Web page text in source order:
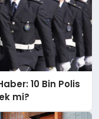
10 Bin Polis
mi?